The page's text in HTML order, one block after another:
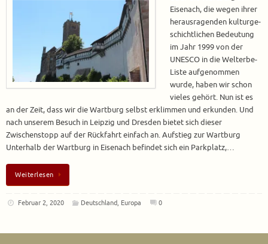
Eisenach, die wegen ihrer
herausragenden kulturge­
schichtlichen Bedeutung
im Jahr 1999 von der
UNESCO in die Welterbe-
Liste aufgenommen
wurde, haben wir schon
vieles gehört. Nun ist es
an der Zeit, dass wir die Wartburg selbst erklimmen und erkunden. Und
nach unserem Besuch in Leipzig und Dresden bietet sich dieser
Zwischenstopp auf der Rückfahrt einfach an. Aufstieg zur Wartburg
Unterhalb der Wartburg in Eisenach befindet sich ein Parkplatz,…
Weiterlesen
Februar 2, 2020 Deutschland, Europa 0